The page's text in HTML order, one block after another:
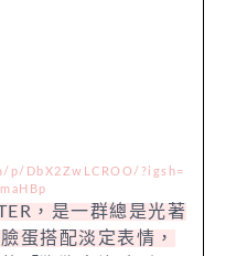
DbX2ZwLCROO/?igsh=
，是一群總是光著
蛋搭配淡定表情，